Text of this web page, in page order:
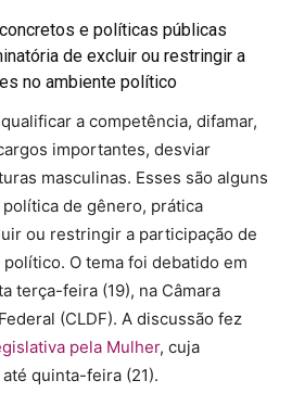
e políticas públicas
de excluir ou restringir a
no ambiente político
a competência, difamar,
importantes, desviar
masculinas. Esses são alguns
de gênero, prática
ou restringir a participação de
O tema foi debatido em
terça-feira (19), na Câmara
(CLDF). A discussão fez
pela Mulher, cuja
quinta-feira (21).